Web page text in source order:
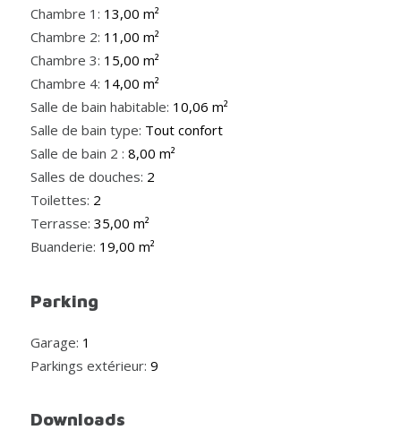
Chambre 1: 13,00 m²
Chambre 2: 11,00 m²
Chambre 3: 15,00 m²
Chambre 4: 14,00 m²
Salle de bain habitable: 10,06 m²
Salle de bain type: Tout confort
Salle de bain 2 : 8,00 m²
Salles de douches: 2
Toilettes: 2
Terrasse: 35,00 m²
Buanderie: 19,00 m²
Parking
Garage: 1
Parkings extérieur: 9
Downloads